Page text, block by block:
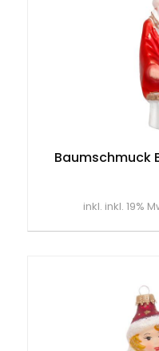
Baumschmuck
inkl. inkl. 19%